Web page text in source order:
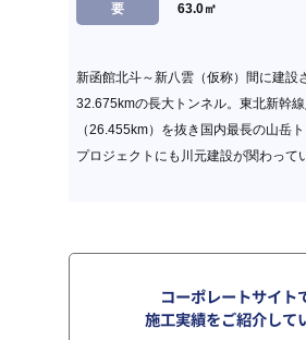
要
63.0㎡
新函館北斗～新八雲（仮称）間に建設
32.675kmの長大トンネル。東北新幹
（26.455km）を抜き国内最長の山岳
プロジェクトにも川元建設が関わって
コーポレートサイト
施工実績をご紹介して